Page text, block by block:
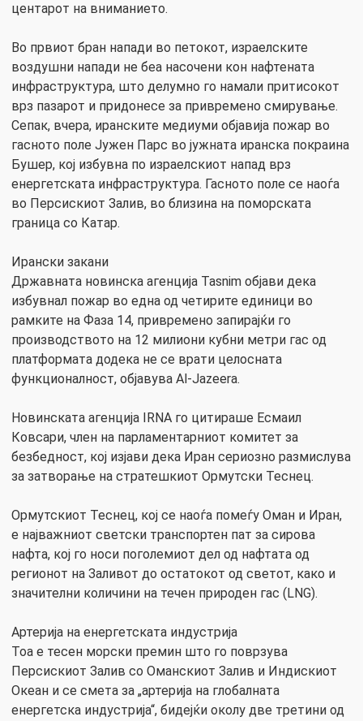
центарот на вниманието.
Во првиот бран напади во петокот, израелските
воздушни напади не беа насочени кон нафтената
инфраструктура, што делумно го намали притисокот
врз пазарот и придонесе за привремено смирување.
Сепак, вчера, иранските медиуми објавија пожар во
гасното поле Јужен Парс во јужната иранска покраина
Бушер, кој избувна по израелскиот напад врз
енергетската инфраструктура. Гасното поле се наоѓа
во Персискиот Залив, во близина на поморската
граница со Катар.
Ирански закани
Државната новинска агенција Tasnim објави дека
избувнал пожар во една од четирите единици во
рамките на Фаза 14, привремено запирајќи го
производството на 12 милиони кубни метри гас од
платформата додека не се врати целосната
функционалност, објавува Al-Jazeera.
Новинската агенција IRNA го цитираше Есмаил
Ковсари, член на парламентарниот комитет за
безбедност, кој изјави дека Иран сериозно размислува
за затворање на стратешкиот Ормутски Теснец.
Ормутскиот Теснец, кој се наоѓа помеѓу Оман и Иран,
е најважниот светски транспортен пат за сирова
нафта, кој го носи поголемиот дел од нафтата од
регионот на Заливот до остатокот од светот, како и
значителни количини на течен природен гас (LNG).
Артерија на енергетската индустрија
Тоа е тесен морски премин што го поврзува
Персискиот Залив со Оманскиот Залив и Индискиот
Океан и се смета за „артерија на глобалната
енергетска индустрија“, бидејќи околу две третини од